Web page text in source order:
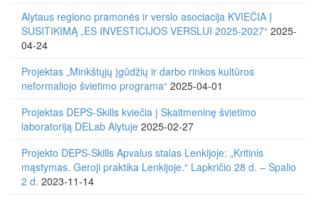
Alytaus regiono pramonės ir verslo asociacija KVIEČIA Į
SUSITIKIMĄ „ES INVESTICIJOS VERSLUI 2025-2027“ 2025-
04-24
Projektas „Minkštųjų įgūdžių ir darbo rinkos kultūros
neformaliojo švietimo programa“ 2025-04-01
Projektas DEPS-Skills kviečia į Skaitmeninę švietimo
laboratoriją DELab Alytuje 2025-02-27
Projekto DEPS-Skills Apvalus stalas Lenkijoje: „Kritinis
mąstymas. Geroji praktika Lenkijoje.“ Lapkričio 28 d. – Spalio
2 d. 2023-11-14